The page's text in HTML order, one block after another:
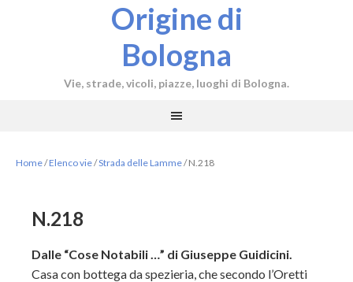
Origine di
Bologna
Vie, strade, vicoli, piazze, luoghi di Bologna.
Home/Elenco vie/Strada delle Lamme/N.218
N.218
Dalle “Cose Notabili …” di Giuseppe Guidicini.
Casa con bottega da spezieria, che secondo l’Oretti